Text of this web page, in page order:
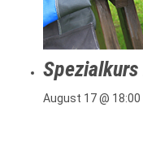
August 17 @ 18:00